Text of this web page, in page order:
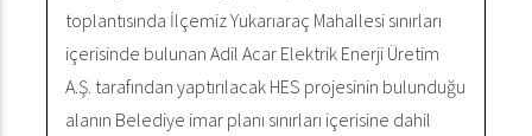
toplantısında İlçemiz Yukarıaraç Mahallesi sınırları
içerisinde bulunan Adil Acar Elektrik Enerji Üretim
A.Ş. tarafından yaptırılacak HES projesinin bulunduğu
alanın Belediye imar planı sınırları içerisine dahil